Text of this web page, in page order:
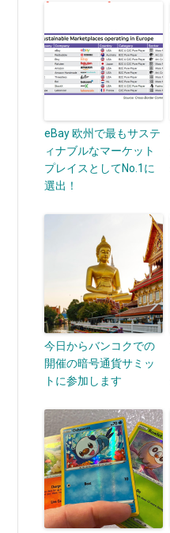
eBay 欧州で最もサステ
ィナブルなマーケット
プレイスとしてNo.1に
選出！
今日からバンコクでの
開催の暗号通貨サミッ
トに参加します